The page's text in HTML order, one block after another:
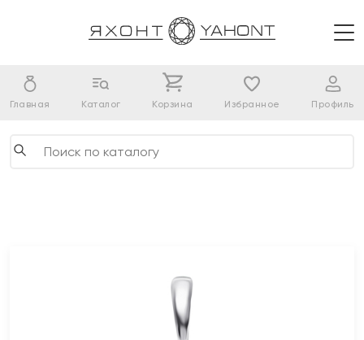
Главная Каталог Корзина Избранное Профиль